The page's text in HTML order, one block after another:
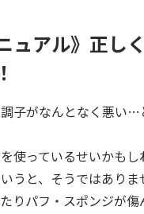
ュアル》正し
子がなんとなく悪い…
使っているせいかもし
うと、そうではありま
りパフ・スポンジが